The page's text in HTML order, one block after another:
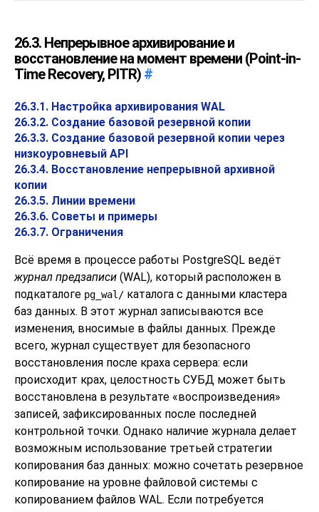
26.3. Непрерывное архивирование и
восстановление на момент времени (Point-in-
Time Recovery, PITR) #
26.3.1. Настройка архивирования WAL
26.3.2. Создание базовой резервной копии
26.3.3. Создание базовой резервной копии через
низкоуровневый API
26.3.4. Восстановление непрерывной архивной
копии
26.3.5. Линии времени
26.3.6. Советы и примеры
26.3.7. Ограничения
Всё время в процессе работы PostgreSQL ведёт
журнал предзаписи (WAL), который расположен в
подкаталоге pg_wal/ каталога с данными кластера
баз данных. В этот журнал записываются все
изменения, вносимые в файлы данных. Прежде
всего, журнал существует для безопасного
восстановления после краха сервера: если
происходит крах, целостность СУБД может быть
восстановлена в результате «воспроизведения»
записей, зафиксированных после последней
контрольной точки. Однако наличие журнала делает
возможным использование третьей стратегии
копирования баз данных: можно сочетать резервное
копирование на уровне файловой системы с
копированием файлов WAL. Если потребуется